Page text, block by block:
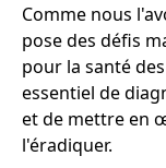
Comme nous
pose des défis
pour la santé
essentiel de
et de mettre en
l'éradiquer.